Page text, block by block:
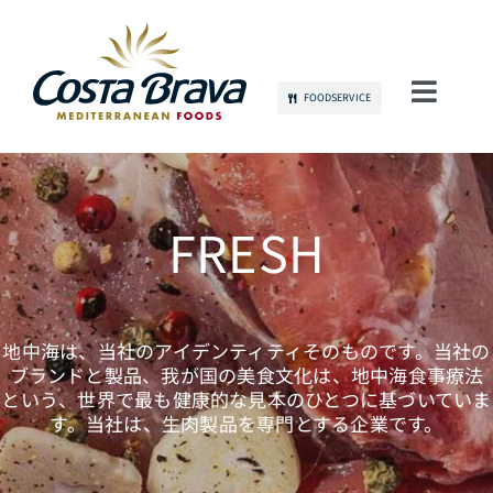
content
FOODSERVICE
当社について
持続可能性
製品
コミュニケーション
雇用
FRESH
地中海は、当社のアイデンティティそのものです。当社の
ブランドと製品、我が国の美食文化は、地中海食事療法
という、世界で最も健康的な見本のひとつに基づいていま
す。当社は、生肉製品を専門とする企業です。